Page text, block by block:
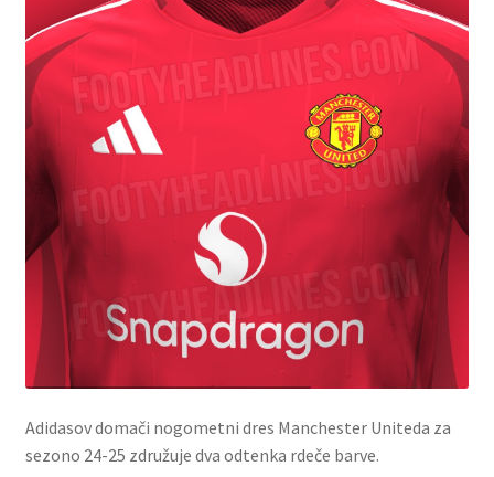
Adidasov domači nogometni dres Manchester Uniteda za
sezono 24-25 združuje dva odtenka rdeče barve.